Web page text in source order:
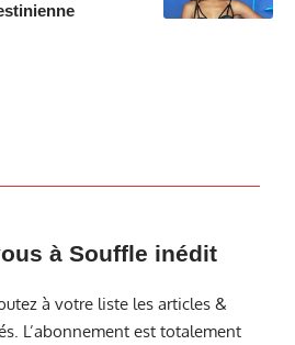
à Souffle inédit
à votre liste les articles &
L’abonnement est totalement